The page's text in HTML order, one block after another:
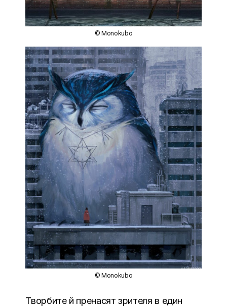
© Monokubo
© Monokubo
Творбите й пренасят зрителя в един